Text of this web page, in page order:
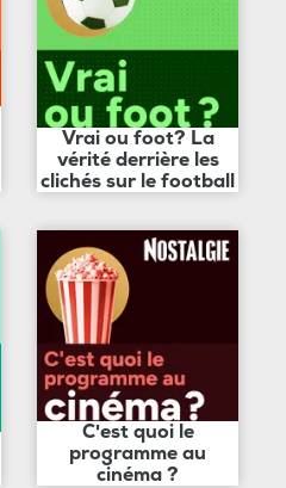
Vrai ou foot? La
vérité derrière les
clichés sur le football
C'est quoi le
programme au
cinéma ?